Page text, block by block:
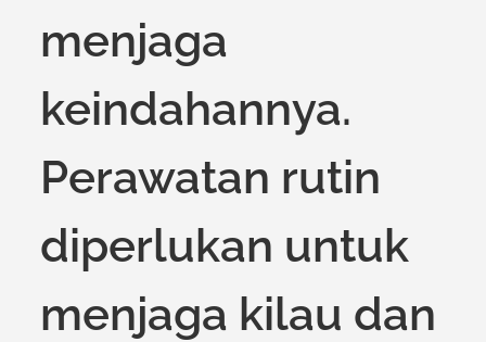
menjaga
keindahannya.
Perawatan rutin
diperlukan untuk
menjaga kilau dan